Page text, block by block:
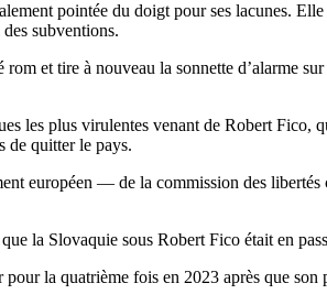
pointée du doigt pour ses lacunes.
subventions.
et tire à nouveau la sonnette d’alarme sur
les plus virulentes venant de Robert Fico,
de quitter le pays.
européen — de la commission des
que la Slovaquie sous Robert Fico était en
la quatrième fois en 2023 après que